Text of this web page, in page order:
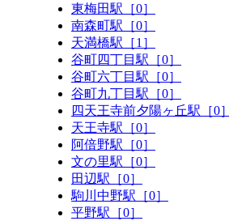
東梅田駅［0］
南森町駅［0］
天満橋駅［1］
谷町四丁目駅［0］
谷町六丁目駅［0］
谷町九丁目駅［0］
四天王寺前夕陽ヶ丘駅［0］
天王寺駅［0］
阿倍野駅［0］
文の里駅［0］
田辺駅［0］
駒川中野駅［0］
平野駅［0］